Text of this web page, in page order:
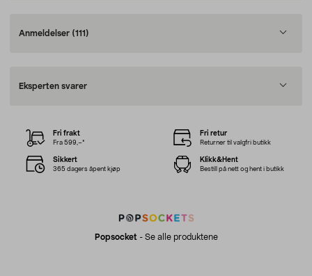
Anmeldelser (111)
Eksperten svarer
Popsocket - Se alle produktene
Fri frakt
Fra 599,–*
Fri retur
Returner til valgfri butikk
Sikkert
365 dagers åpent kjøp
Klikk&Hent
Bestill på nett og hent i butikk